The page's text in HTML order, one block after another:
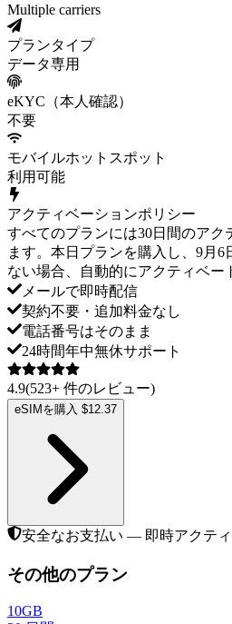
Multiple carriers
プランタイプ
データ専用
eKYC（本人確認）
不要
モバイルホットスポット
利用可能
アクティベーションポリシー
すべてのプランには30日間のアク
ます。本日プランを購入し、9月
ない場合、自動的にアクティベー
メールで即時配信
契約不要・追加料金なし
電話番号はそのまま
24時間年中無休サポート
4.9(523+ 件のレビュー)
eSIMを購入 $12.37
安全なお支払い — 即時アクテ
その他のプラン
10GB